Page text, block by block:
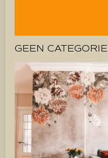
GEEN CATEGORIE